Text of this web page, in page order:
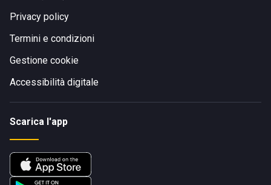
Privacy policy
Termini e condizioni
Gestione cookie
Accessibilità digitale
Scarica l'app